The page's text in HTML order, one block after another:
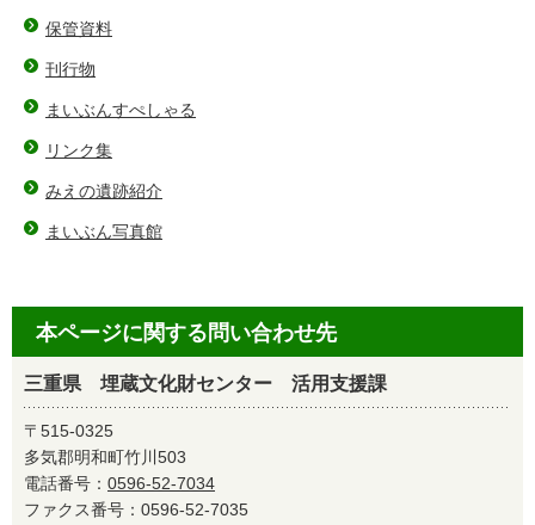
保管資料
刊行物
まいぶんすぺしゃる
リンク集
みえの遺跡紹介
まいぶん写真館
本ページに関する問い合わせ先
三重県 埋蔵文化財センター 活用支援課
〒515-0325
多気郡明和町竹川503
電話番号： 0596-52-7034
ファクス番号：0596-52-7035